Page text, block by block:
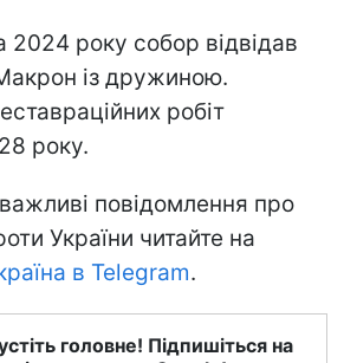
2024 року собор відвідав
із дружиною.
робіт
року.
повідомлення про
України читайте на
в Telegram.
головне! Підпишіться на